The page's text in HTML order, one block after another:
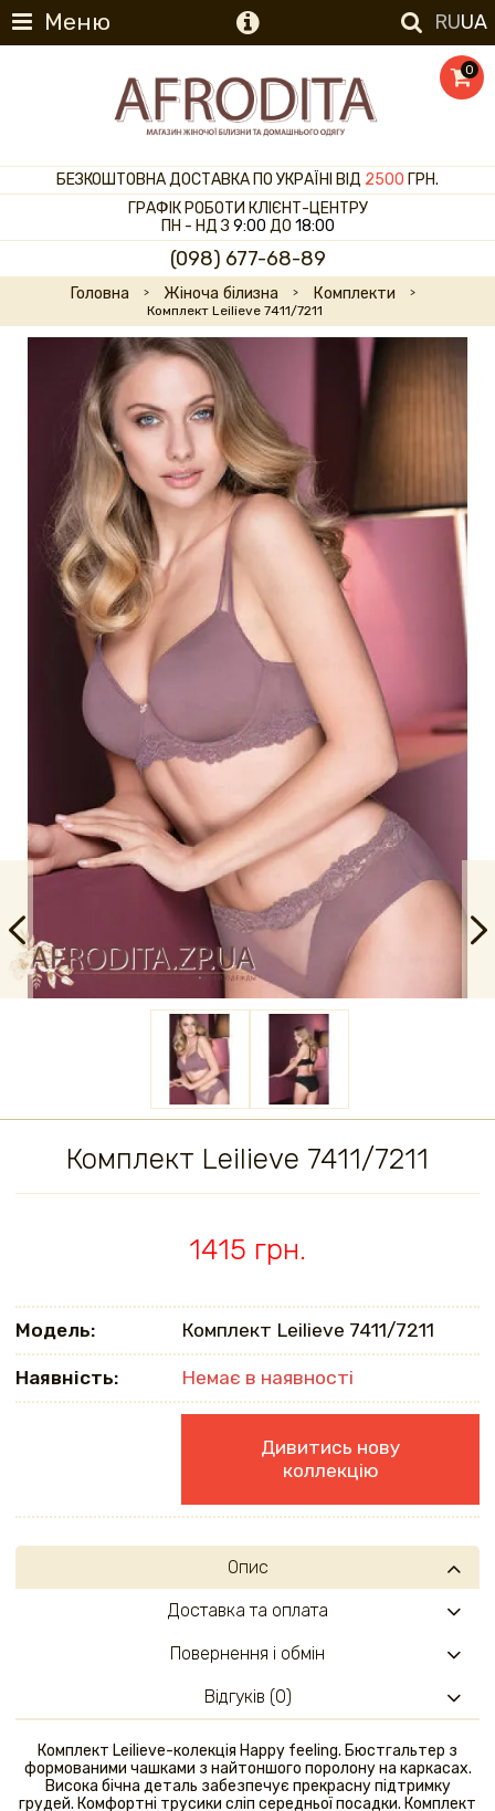
Меню RUUA
0
БЕЗКОШТОВНА ДОСТАВКА ПО УКРАЇНІ ВІД 2500 ГРН.
ГРАФІК РОБОТИ КЛІЄНТ-ЦЕНТРУ
ПН - НД З 9:00 ДО 18:00
(098) 677-68-89
Головна Жіноча білизна Комплекти
Комплект Leilieve 7411/7211
Комплект Leilieve 7411/7211
1415 грн.
Модель: Комплект Leilieve 7411/7211
Наявність: Немає в наявності
Дивитись нову
коллекцію
Опис
Комплект Leilieve-колекція Happy feeling. Бюстгальтер з
формованими чашками з найтоншого поролону на каркасах.
Висока бічна деталь забезпечує прекрасну підтримку
грудей. Комфортні трусики сліп середньої посадки. Комплект
Доставка та оплата
Повернення і обмін
Відгуків (0)